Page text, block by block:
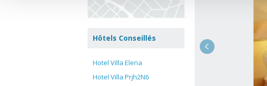
Hôtels Conseillés
Hotel Villa Elena
Hotel Villa Prjh2N6